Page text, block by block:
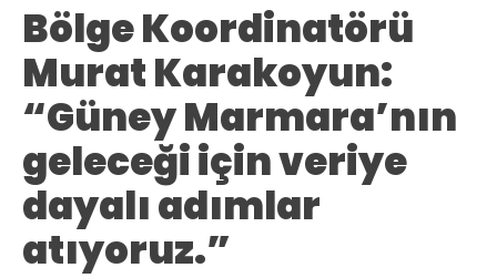
Bölge Koordinatörü
Murat Karakoyun:
“Güney Marmara’nın
geleceği için veriye
dayalı adımlar
atıyoruz.”